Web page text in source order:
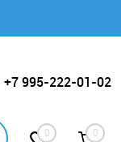
+7 995-222-01-02
0 0